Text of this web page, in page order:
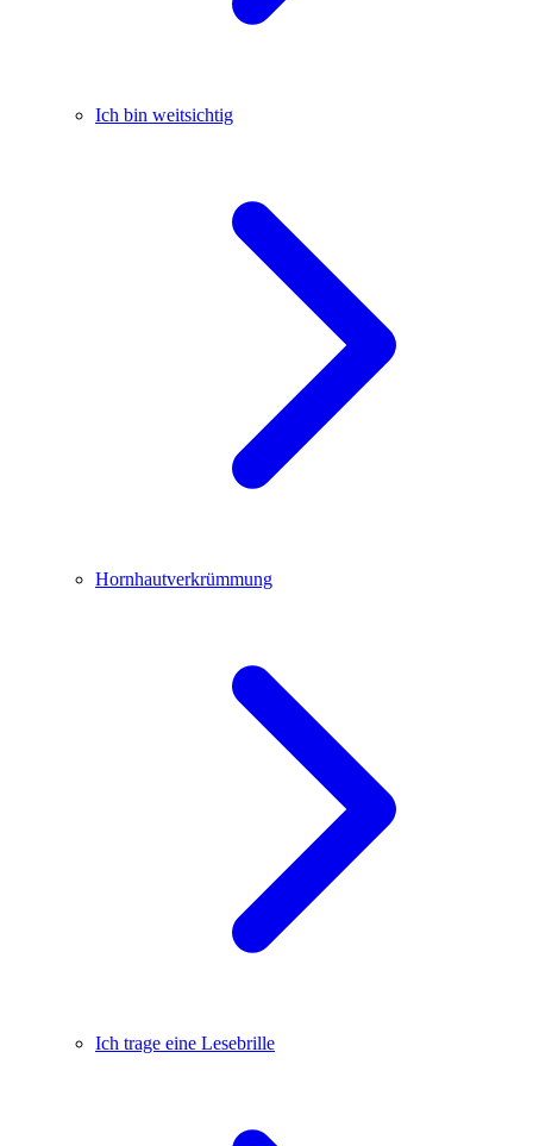
Ich bin weitsichtig
Hornhautverkrümmung
Ich trage eine Lesebrille